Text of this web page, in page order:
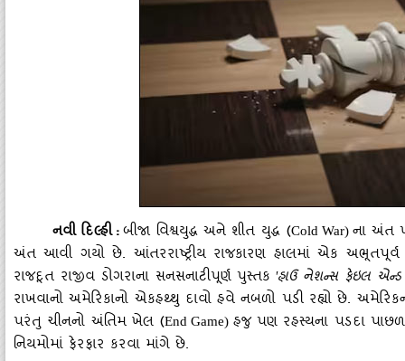
નવી દિલ્હી:બીજા વિશ્વયુદ્ધ અને શીત યુદ્ધ (Cold War) ના અંત
અંત આવી ગયો છે. આંતરરાષ્ટ્રીય રાજકારણ હાલમાં એક અભૂતપૂર્વ
રાજદૂત રાજીવ ડોગરાના સનસનાટીપૂર્ણ પુસ્તક 'હાઉ નેશન્સ ફેઇલ
રાખવાનો અમેરિકાનો એકહથ્થુ દાવો હવે નબળો પડી રહ્યો છે.
પરંતુ ચીનનો અંતિમ ખેલ (End Game) હજુ પણ રહસ્યના પડદા પાછળ
નિયમોમાં ફેરફાર કરવા માંગે છે.